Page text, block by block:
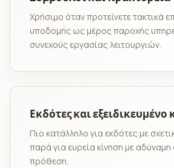
Χρήσιμο όταν προτείνετε τακτικά
υποδομής ως μέρος παροχής
συνεχούς εργασίας λειτουργιών.
Εκδότες και εξειδικευμένο
Πιο κατάλληλο για εκδότες με
παρά για ευρεία κίνηση με
πρόθεση.